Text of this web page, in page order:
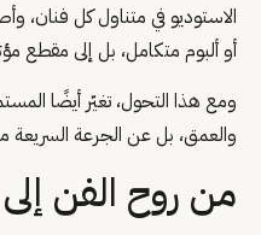
الاستوديو في متناول كل فنان،
أو ألبوم متكامل، بل إلى مقطع
ومع هذا التحول، تغيّر أيضًا
والعمق، بل عن الجرعة
من روح الفن إلى